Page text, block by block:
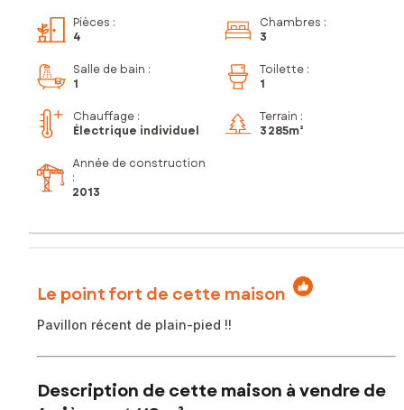
Pièces :
4
Chambres :
3
Salle de bain :
1
Toilette :
1
Chauffage :
Électrique individuel
Terrain :
3 285m²
Année de construction
:
2013
Le point fort de cette maison
Pavillon récent de plain-pied !!
Description de cette maison à vendre de